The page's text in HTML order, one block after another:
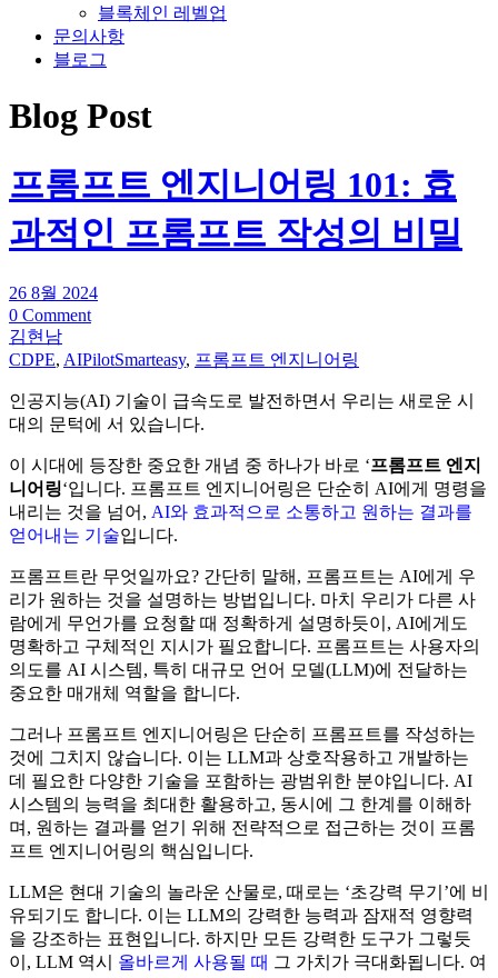
블록체인 레벨업
문의사항
블로그
Blog Post
프롬프트 엔지니어링 101: 효
과적인 프롬프트 작성의 비밀
26 8월 2024
0 Comment
김현남
CDPE, AIPilotSmarteasy, 프롬프트 엔지니어링
인공지능(AI) 기술이 급속도로 발전하면서 우리는 새로운 시
대의 문턱에 서 있습니다.
이 시대에 등장한 중요한 개념 중 하나가 바로 ‘프롬프트 엔지
니어링‘입니다. 프롬프트 엔지니어링은 단순히 AI에게 명령을
내리는 것을 넘어, AI와 효과적으로 소통하고 원하는 결과를
얻어내는 기술입니다.
프롬프트란 무엇일까요? 간단히 말해, 프롬프트는 AI에게 우
리가 원하는 것을 설명하는 방법입니다. 마치 우리가 다른 사
람에게 무언가를 요청할 때 정확하게 설명하듯이, AI에게도
명확하고 구체적인 지시가 필요합니다. 프롬프트는 사용자의
의도를 AI 시스템, 특히 대규모 언어 모델(LLM)에 전달하는
중요한 매개체 역할을 합니다.
그러나 프롬프트 엔지니어링은 단순히 프롬프트를 작성하는
것에 그치지 않습니다. 이는 LLM과 상호작용하고 개발하는
데 필요한 다양한 기술을 포함하는 광범위한 분야입니다. AI
시스템의 능력을 최대한 활용하고, 동시에 그 한계를 이해하
며, 원하는 결과를 얻기 위해 전략적으로 접근하는 것이 프롬
프트 엔지니어링의 핵심입니다.
LLM은 현대 기술의 놀라운 산물로, 때로는 ‘초강력 무기’에 비
유되기도 합니다. 이는 LLM의 강력한 능력과 잠재적 영향력
을 강조하는 표현입니다. 하지만 모든 강력한 도구가 그렇듯
이, LLM 역시 올바르게 사용될 때 그 가치가 극대화됩니다. 여